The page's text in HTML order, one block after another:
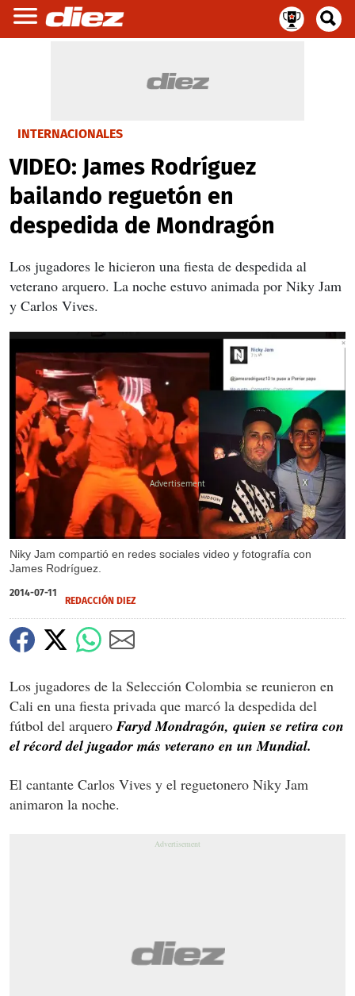
INTERNACIONALES
VIDEO: James Rodríguez
bailando reguetón en
despedida de Mondragón
Los jugadores le hicieron una fiesta de despedida al
veterano arquero. La noche estuvo animada por Niky Jam
y Carlos Vives.
Niky Jam compartió en redes sociales video y fotografía con
James Rodríguez.
X
2014-07-11
REDACCIÓN DIEZ
Los jugadores de la Selección Colombia se reunieron en
Cali en una fiesta privada que marcó la despedida del
fútbol del arquero Faryd Mondragón, quien se retira con
el récord del jugador más veterano en un Mundial.
El cantante Carlos Vives y el reguetonero Niky Jam
animaron la noche.